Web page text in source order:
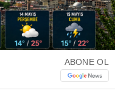
WhatsApp İhbar Hattı
Facebook
ABONE OL